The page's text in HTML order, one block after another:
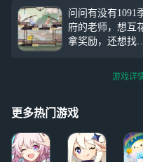
歪两次宣望钧，
次直接十抽拿下溯
雪！太开心了！
问问有没有1091
府的老师，想互
拿奖励，还想找
（我花很多的！想
上魅力和人气周
QAQ） 下面那图
过一次了，相信
我，我花真的会
游戏详
更多热门游戏